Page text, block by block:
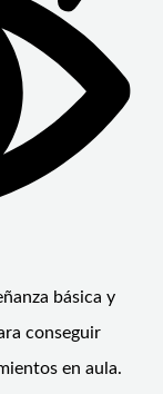
básica y
conseguir
en aula.